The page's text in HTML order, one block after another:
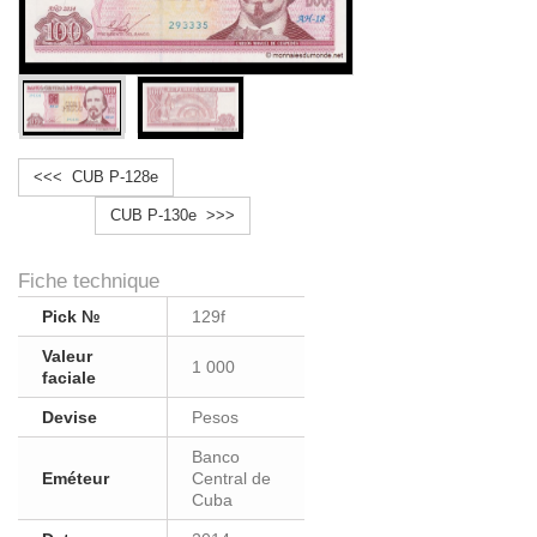
<<< CUB P-128e
CUB P-130e >>>
Fiche technique
Pick № 129f
Valeur
faciale
1 000
Devise Pesos
Eméteur
Banco
Central de
Cuba